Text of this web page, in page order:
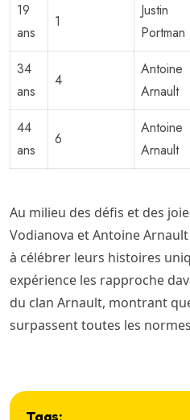
19
ans
1
Justin
Portman
34
ans
4
Antoine
Arnault
44
ans
6
Antoine
Arnault
Au milieu des défis et des
Vodianova et Antoine
à célébrer leurs histoires
expérience les rapproche
du clan Arnault, montrant
surpassent toutes les
Tags: